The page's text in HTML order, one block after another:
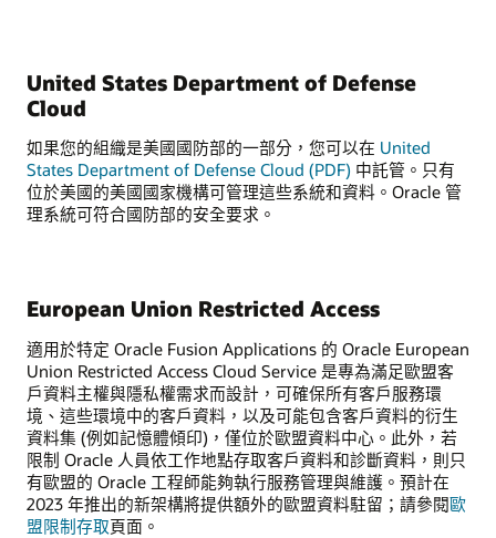
United States Department of Defense
Cloud
如果您的組織是美國國防部的一部分，您可以在 United
States Department of Defense Cloud (PDF) 中託管。只有
位於美國的美國國家機構可管理這些系統和資料。Oracle 管
理系統可符合國防部的安全要求。
European Union Restricted Access
適用於特定 Oracle Fusion Applications 的 Oracle European
Union Restricted Access Cloud Service 是專為滿足歐盟客
戶資料主權與隱私權需求而設計，可確保所有客戶服務環
境、這些環境中的客戶資料，以及可能包含客戶資料的衍生
資料集 (例如記憶體傾印)，僅位於歐盟資料中心。此外，若
限制 Oracle 人員依工作地點存取客戶資料和診斷資料，則只
有歐盟的 Oracle 工程師能夠執行服務管理與維護。預計在
2023 年推出的新架構將提供額外的歐盟資料駐留；請參閱歐
盟限制存取頁面。